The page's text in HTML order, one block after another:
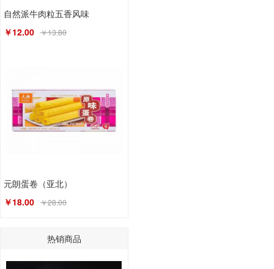
自然派牛肉粒五香风味
￥12.00 ￥13.80
元朗蛋卷（亚北）
￥18.00 ￥28.00
热销商品